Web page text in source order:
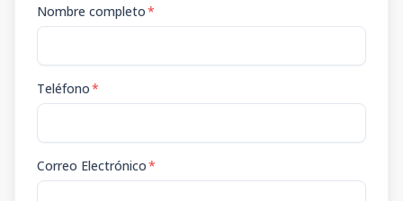
Nombre completo*
Teléfono*
Correo Electrónico*